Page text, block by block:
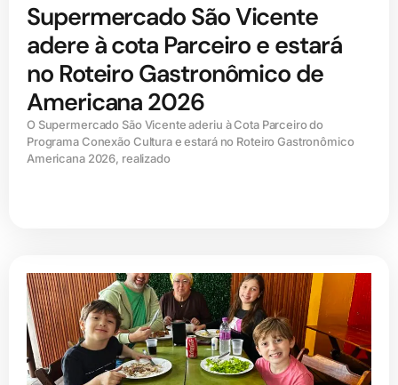
Supermercado São Vicente
adere à cota Parceiro e estará
no Roteiro Gastronômico de
Americana 2026
O Supermercado São Vicente aderiu à Cota Parceiro do
Programa Conexão Cultura e estará no Roteiro Gastronômico
Americana 2026, realizado